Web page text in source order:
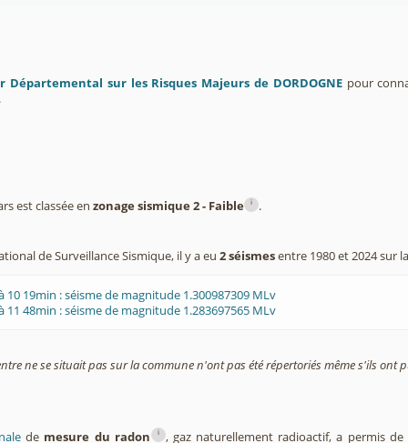
Départemental sur les Risques Majeurs de DORDOGNEpour
est classée en zonage sismique 2 - Faible i .
de Surveillance Sismique, il y a eu 2 séismesentre 1980 et 2024 sur
10 19min : séisme de magnitude 1.300987309 MLv
11 48min : séisme de magnitude 1.283697565 MLv
ne se situait pas sur la commune n'ont pas été répertoriés même s'ils ont
de mesure du radon i
, gaz naturellement radioactif, a permis